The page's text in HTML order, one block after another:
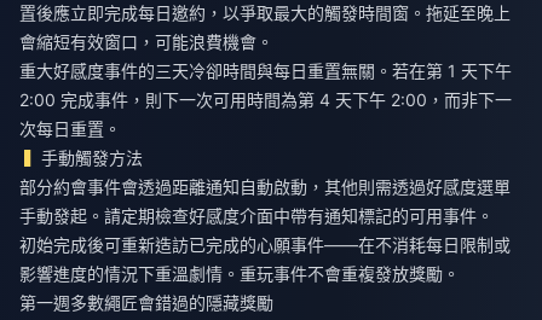
置後應立即完成每日邀約，以爭取最大的觸發時間窗。拖延至晚上
會縮短有效窗口，可能浪費機會。
重大好感度事件的三天冷卻時間與每日重置無關。若在第 1 天下午
2:00 完成事件，則下一次可用時間為第 4 天下午 2:00，而非下一
次每日重置。
手動觸發方法
部分約會事件會透過距離通知自動啟動，其他則需透過好感度選單
手動發起。請定期檢查好感度介面中帶有通知標記的可用事件。
初始完成後可重新造訪已完成的心願事件——在不消耗每日限制或
影響進度的情況下重溫劇情。重玩事件不會重複發放獎勵。
第一週多數繩匠會錯過的隱藏獎勵